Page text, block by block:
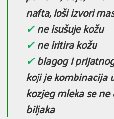
nafta, loši izvori
✓ne isušuje kožu
✓ne iritira kožu
✓blagog i
koji je kombinacija
kozjeg mleka se
biljaka